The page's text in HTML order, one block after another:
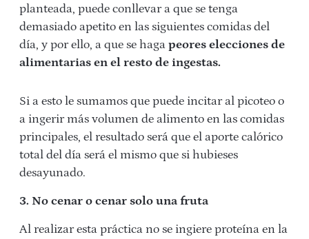
planteada, puede conllevar a que se tenga
demasiado apetito en las siguientes comidas del
día, y por ello, a que se haga peores elecciones de
alimentarias en el resto de ingestas.
Si a esto le sumamos que puede incitar al picoteo o
a ingerir más volumen de alimento en las comidas
principales, el resultado será que el aporte calórico
total del día será el mismo que si hubieses
desayunado.
3. No cenar o cenar solo una fruta
Al realizar esta práctica no se ingiere proteína en la